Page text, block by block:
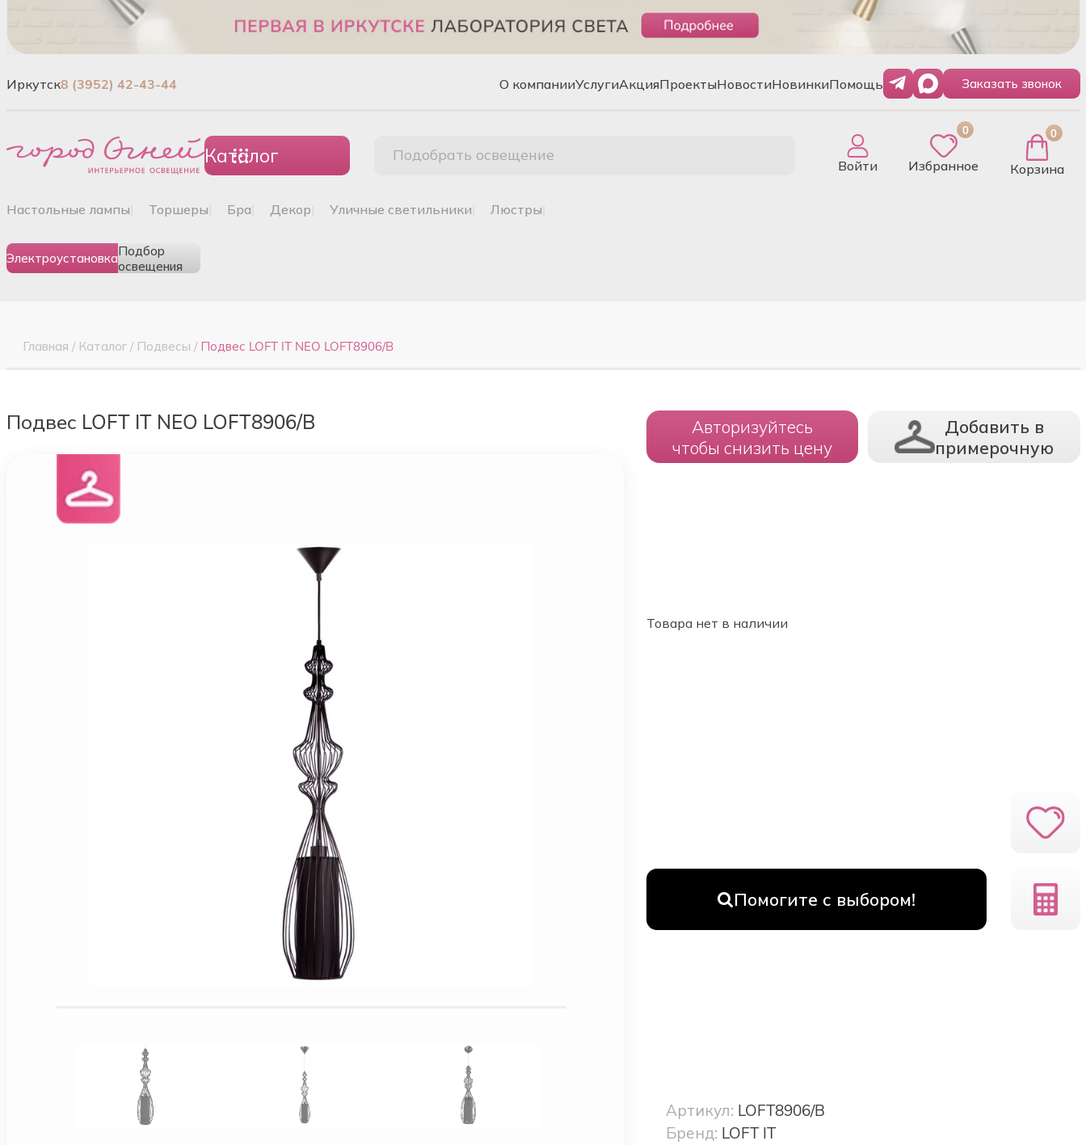
Иркутск8 (3952) 42-43-44 О компанииУслугиАкцияПроектыНовостиНовинкиПомощь Заказать звонок
Каталог Подобрать освещение
Войти
0
Избранное
0
Корзина
настольные лампы торшеры бра декор уличные светильники люстры
ЭлектроустановкаПодбор
освещения
Главная / Каталог / Подвесы / Подвес LOFT IT NEO LOFT8906/B
Подвес LOFT IT NEO LOFT8906/B
Авторизуйтесь
чтобы снизить цену
Добавить в
примерочную
Товара нет в наличии
Помогите с выбором!
Артикул: LOFT8906/B
Бренд: LOFT IT